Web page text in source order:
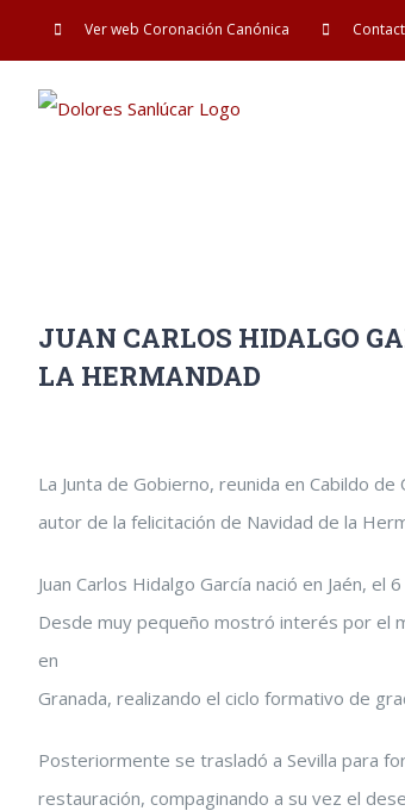
al
contenido
Ver web Coronación Canónica
JUAN CARLOS HIDALGO
LA HERMANDAD
imagen
más
La Junta de Gobierno, reunida en Cabildo
autor de la felicitación de Navidad de la
Juan Carlos Hidalgo García nació en Jaén,
Desde muy pequeño mostró interés por el
en
Granada, realizando el ciclo formativo de
Posteriormente se trasladó a Sevilla para
restauración, compaginando a su vez el